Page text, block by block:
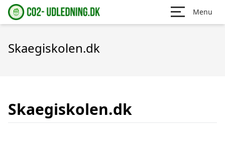
Menu
Skaegiskolen.dk
Skaegiskolen.dk